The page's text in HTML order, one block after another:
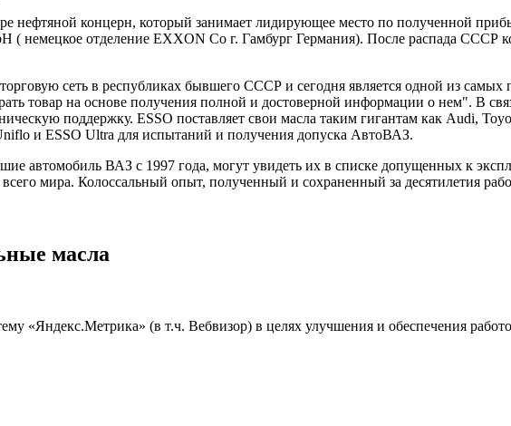
нефтяной концерн, который занимает лидирующее место по полученной
( немецкое отделение EXXON Co г. Гамбург Германия). После распада
сеть в республиках бывшего СССР и сегодня является одной из
товар на основе получения полной и достоверной информации о нем". В
поддержку. ESSO поставляет свои масла таким гигантам как Audi,
и ESSO Ultra для испытаний и получения допуска АвтоВАЗ.
автомобиль ВАЗ с 1997 года, могут увидеть их в списке допущенных к
мира. Колоссальный опыт, полученный и сохраненный за десятилетия
масла
«Яндекс.Метрика» (в т.ч. Вебвизор) в целях улучшения и обеспечения